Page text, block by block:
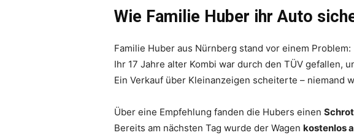
Wie Familie Huber ihr Auto
Familie Huber aus Nürnberg stand vor einem Problem:
Ihr 17 Jahre alter Kombi war durch den TÜV gefallen,
Ein Verkauf über Kleinanzeigen scheiterte – niemand
Über eine Empfehlung fanden die Hubers einen
Bereits am nächsten Tag wurde der Wagen kostenlos